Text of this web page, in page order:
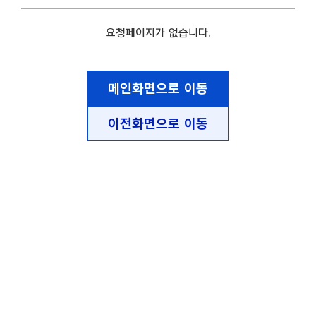
요청페이지가 없습니다.
메인화면으로 이동
이전화면으로 이동